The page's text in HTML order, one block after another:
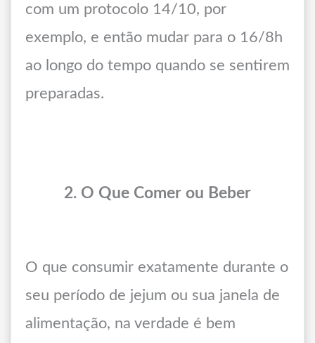
com um protocolo 14/10, por
exemplo, e então mudar para o 16/8h
ao longo do tempo quando se sentirem
preparadas.
2. O Que Comer ou Beber
O que consumir exatamente durante o
seu período de jejum ou sua janela de
alimentação, na verdade é bem